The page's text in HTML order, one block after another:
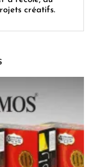
créatifs.